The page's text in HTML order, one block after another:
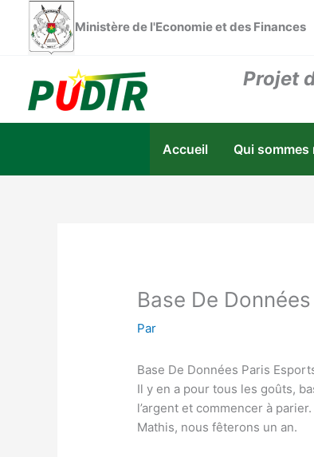
contenu
Ministère de l'Economie et des Finances
Projet
Accueil Qui sommes
Base De
Par
Base De Données Paris
Il y en a pour tous les goûts,
l’argent et commencer à
Mathis, nous fêterons un an.